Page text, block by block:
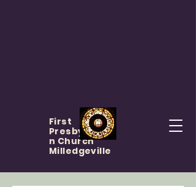
First
Presbyteria
n Church
Milledgeville